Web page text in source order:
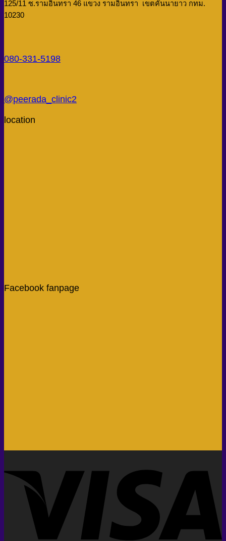
125/11 ซ.รามอินทรา 46 แขวง รามอินทรา เขตคันนายาว กทม.
10230
080-331-5198
@peerada_clinic2
location
Facebook fanpage